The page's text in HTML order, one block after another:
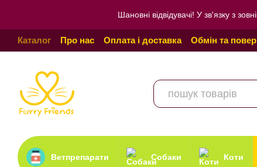
Шановні відвідувачі! У зв'язку з
Каталог Про нас Оплата і доставка Обмін та
Угода користувача
Відгуки про магазин Політика
Ветпрепарати Собаки Коти